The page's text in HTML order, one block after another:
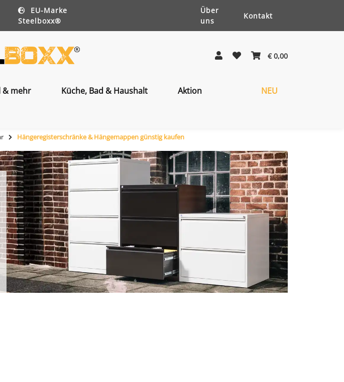
EU-Marke
Steelboxx®
Über
uns
Kontakt
€ 0,00
& mehr Küche, Bad & Haushalt Aktion NEU
Hängeregisterschränke & Hängemappen günstig kaufen